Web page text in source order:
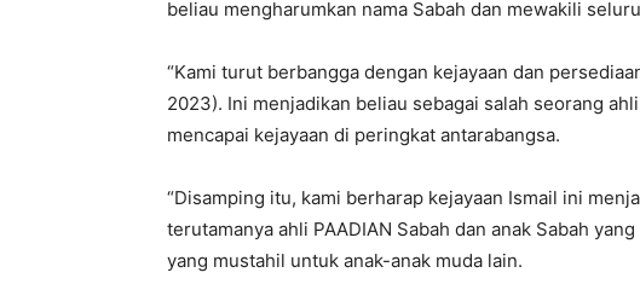
beliau mengharumkan nama Sabah dan mewakili
“Kami turut berbangga dengan kejayaan dan
2023). Ini menjadikan beliau sebagai salah seorang
mencapai kejayaan di peringkat antarabangsa.
“Disamping itu, kami berharap kejayaan Ismail ini
terutamanya ahli PAADIAN Sabah dan anak Sabah
yang mustahil untuk anak-anak muda lain.